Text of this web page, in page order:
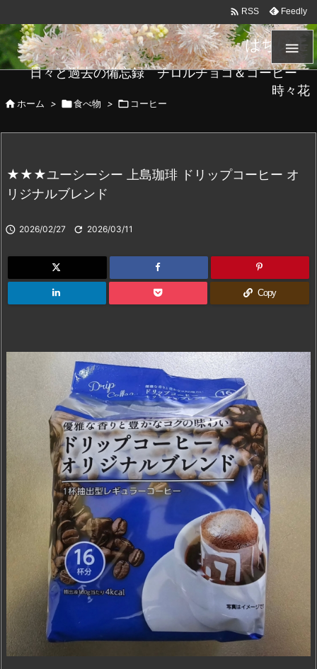
はちメモ
日々と過去の備忘録 チロルチョコ＆コーヒー
時々花

 RSS Feedly
 ホーム > 食べ物 >  コーヒー
★★★ユーシーシー 上島珈琲 ドリップコーヒー オ
リジナルブレンド
 2026/02/27  2026/03/11
Copy